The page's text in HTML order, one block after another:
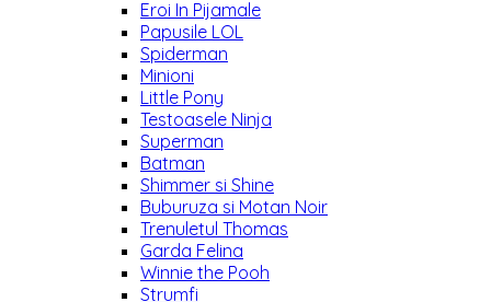
Eroi In Pijamale
Papusile LOL
Spiderman
Minioni
Little Pony
Testoasele Ninja
Superman
Batman
Shimmer si Shine
Buburuza si Motan Noir
Trenuletul Thomas
Garda Felina
Winnie the Pooh
Strumfi